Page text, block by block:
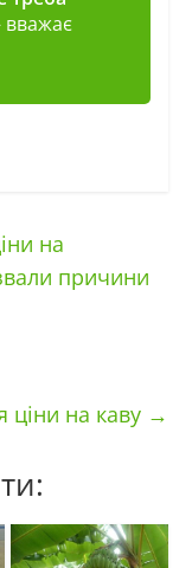
на
причини
ціни на каву →